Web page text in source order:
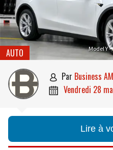
Model Y
AUTO
 par Business AM
 vendredi 28
Lire à